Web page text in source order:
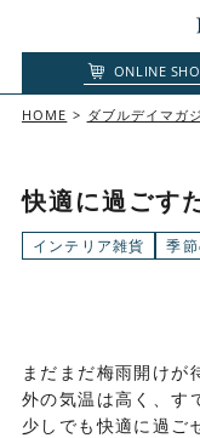
ONLINE
HOME ダブルデイマガ
快適に過ごす
インテリア雑貨 季
まだまだ梅雨開けが
外の気温は高く、す
少しでも快適に過ご